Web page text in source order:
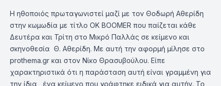
Η ηθοποιός πρωταγωνιστεί μαζί με τον Θοδωρή Αθερίδη
στην κωμωδία με τίτλο OK BOOMER που παίζεται κάθε
Δευτέρα και Τρίτη στο Μικρό Παλλάς σε κείμενο και
σκηνοθεσία Θ. Αθερίδη. Με αυτή την αφορμή μίλησε στο
prothema.gr και στον Νίκο Θρασυβούλου. Είπε
χαρακτηριστικά ότι η παράσταση αυτή είναι γραμμένη για
την ίδια , ένα κείμενο που γράφτηκε ειδικά για αυτήν. Το